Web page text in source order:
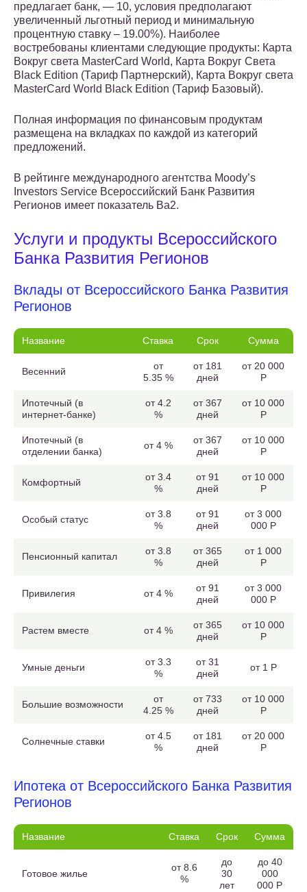
предлагает банк, — 10, условия предполагают
увеличенный льготный период и минимальную
процентную ставку – 19.00%). Наиболее
востребованы клиентами следующие продукты: Карта
Вокруг света MasterCard World, Карта Вокруг Света
Black Edition (Тариф Партнерский), Карта Вокруг света
MasterCard World Black Edition (Тариф Базовый).
Полная информация по финансовым продуктам
размещена на вкладках по каждой из категорий
предложений.
В рейтинге международного агентства Moody’s
Investors Service Всероссийский Банк Развития
Регионов имеет показатель Ba2.
Услуги и продукты Всероссийского
Банка Развития Регионов
Вклады от Всероссийского Банка Развития
Регионов
Название Ставка Срок Сумма
Весенний
от
5.35 %
от 181
дней
от 20 000
Р
Ипотечный (в
интернет-банке)
от 4.2
%
от 367
дней
от 10 000
Р
Ипотечный (в
отделении банка)
от 4 %
от 367
дней
от 10 000
Р
Комфортный
от 3.4
%
от 91
дней
от 10 000
Р
Особый статус
от 3.8
%
от 91
дней
от 3 000
000 Р
Пенсионный капитал
от 3.8
%
от 365
дней
от 1 000
Р
Привилегия от 4 %
от 91
дней
от 3 000
000 Р
Растем вместе от 4 %
от 365
дней
от 10 000
Р
Умные деньги
от 3.3
%
от 31
дней
от 1 Р
Большие возможности
от
4.25 %
от 733
дней
от 10 000
Р
Солнечные ставки
от 4.5
%
от 181
дней
от 20 000
Р
Ипотека от Всероссийского Банка Развития
Регионов
Название Ставка Срок Сумма
Готовое жилье
от 8.6
%
до
30
лет
до 40
000
000 Р